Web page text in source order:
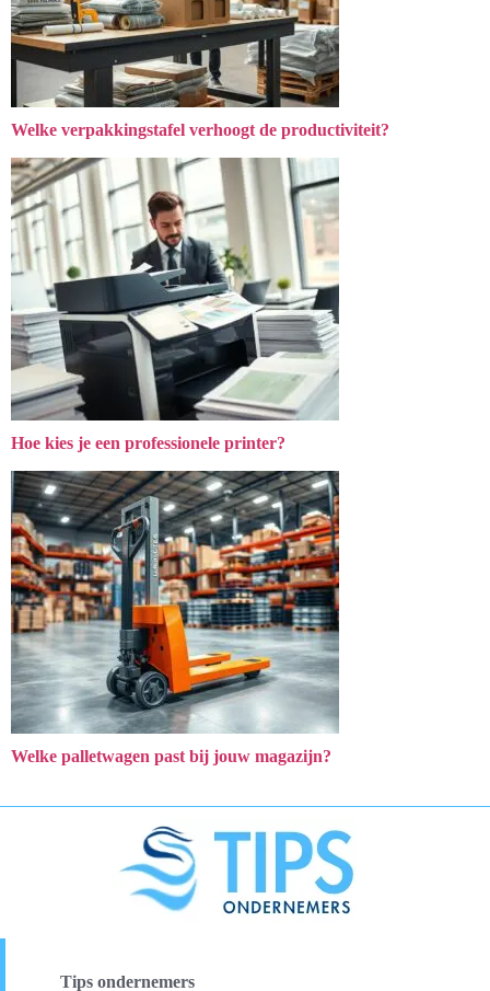
Welke verpakkingstafel verhoogt de productiviteit?
Hoe kies je een professionele printer?
Welke palletwagen past bij jouw magazijn?
Tips ondernemers